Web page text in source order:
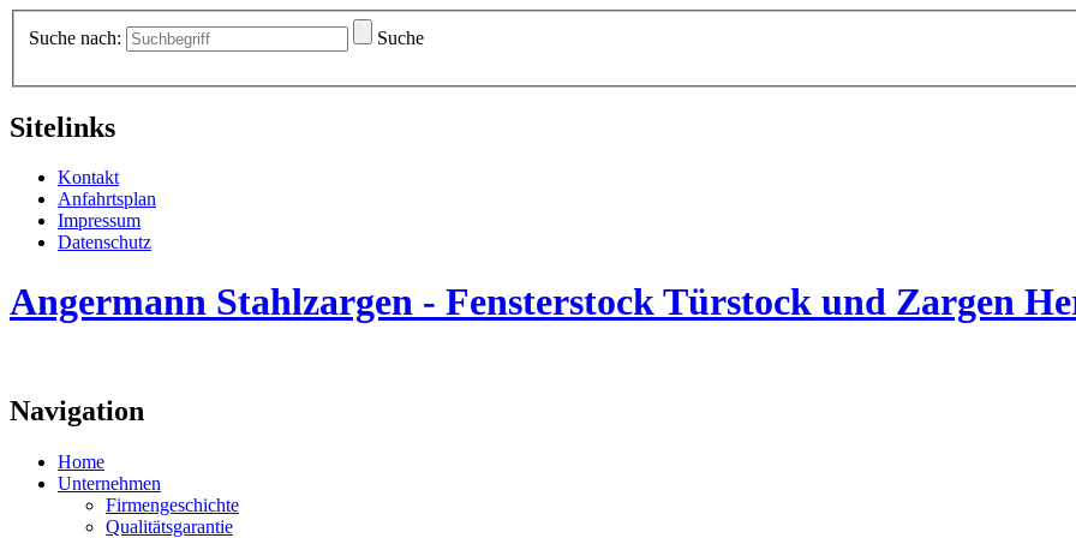
Suche nach: Suche
Sitelinks
Kontakt
Anfahrtsplan
Impressum
Datenschutz
Angermann Stahlzargen - Fensterstock Türstock und Zargen
Navigation
Home
Unternehmen
Firmengeschichte
Qualitätsgarantie